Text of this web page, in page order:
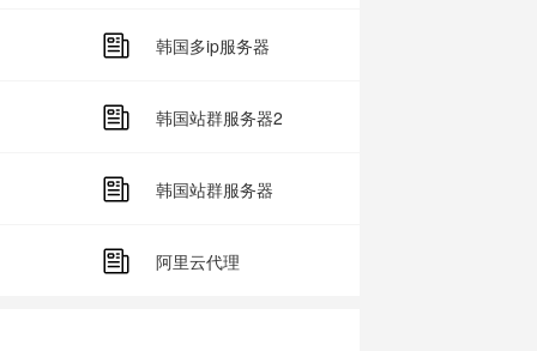
韩国多ip服务器
韩国站群服务器2
韩国站群服务器
阿里云代理